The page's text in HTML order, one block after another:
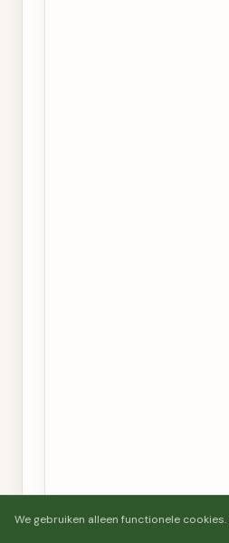
We gebruiken alleen functionele cookies.